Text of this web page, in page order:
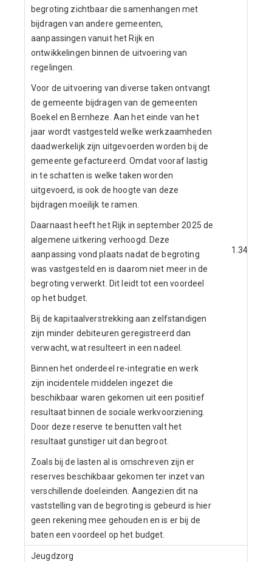
begroting zichtbaar die samenhangen met
bijdragen van andere gemeenten,
aanpassingen vanuit het Rijk en
ontwikkelingen binnen de uitvoering van
regelingen.
Voor de uitvoering van diverse taken ontvangt
de gemeente bijdragen van de gemeenten
Boekel en Bernheze. Aan het einde van het
jaar wordt vastgesteld welke werkzaamheden
daadwerkelijk zijn uitgevoerden worden bij de
gemeente gefactureerd. Omdat vooraf lastig
in te schatten is welke taken worden
uitgevoerd, is ook de hoogte van deze
bijdragen moeilijk te ramen.
Daarnaast heeft het Rijk in september 2025 de
algemene uitkering verhoogd. Deze
aanpassing vond plaats nadat de begroting
was vastgesteld en is daarom niet meer in de
begroting verwerkt. Dit leidt tot een voordeel
op het budget.
Bij de kapitaalverstrekking aan zelfstandigen
zijn minder debiteuren geregistreerd dan
verwacht, wat resulteert in een nadeel.
Binnen het onderdeel re-integratie en werk
zijn incidentele middelen ingezet die
beschikbaar waren gekomen uit een positief
resultaat binnen de sociale werkvoorziening.
Door deze reserve te benutten valt het
resultaat gunstiger uit dan begroot.
Zoals bij de lasten al is omschreven zijn er
reserves beschikbaar gekomen ter inzet van
verschillende doeleinden. Aangezien dit na
vaststelling van de begroting is gebeurd is hier
geen rekening mee gehouden en is er bij de
baten een voordeel op het budget.
1.345
Jeugdzorg